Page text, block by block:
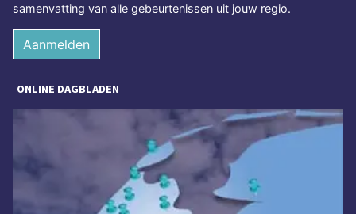
samenvatting van alle gebeurtenissen uit jouw regio.
Aanmelden
ONLINE DAGBLADEN